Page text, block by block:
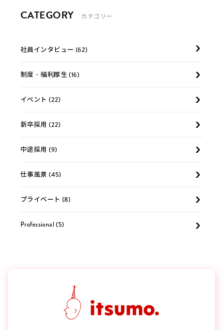
CATEGORY カテゴリー
社員インタビュー (62)
制度・福利厚生 (16)
イベント (22)
新卒採用 (22)
中途採用 (9)
仕事風景 (45)
プライベート (8)
Professional (5)